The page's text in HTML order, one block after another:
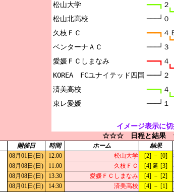
松山大学
松山北高校
久枝ＦＣ
ベンターナＡＣ
愛媛ＦＣしまなみ
KOREA　FCユナイテッド四国
済美高校
━━━┓ ２
───┘０
━━━┓ ４
───┘３
━━━┓
───┘２
━━━┓ ４
───┘１
イメージ表示に
☆☆☆ 日程と結
開催日 時間 ホーム 結果
08月01日(日) 12:00 松山大学 [2] － [0]
08月08日(日)
11:00 久枝ＦＣ [4] 延 [3]
08月08日(日)
13:30 愛媛ＦＣしまなみ [4] － [2]
08月01日(日)
14:30 済美高校 [4] － [1]